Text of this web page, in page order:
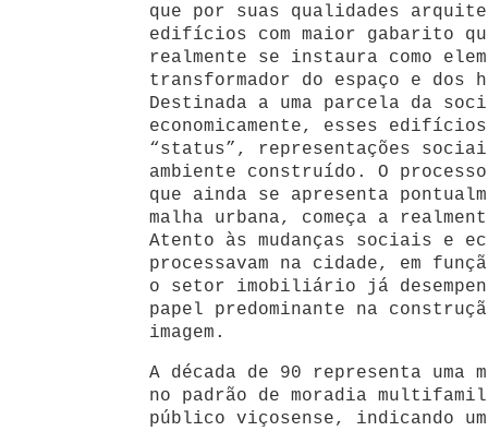
que por suas qualidades
edifícios com maior gabarito
realmente se instaura como
transformador do espaço e dos
Destinada a uma parcela da
economicamente, esses
“status”, representações
ambiente construído. O
que ainda se apresenta
malha urbana, começa a
Atento às mudanças sociais e
processavam na cidade, em
o setor imobiliário já
papel predominante na
imagem.
A década de 90 representa uma
no padrão de moradia
público viçosense, indicando